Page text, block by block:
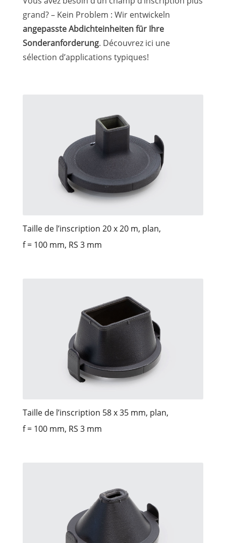
grand? – Kein Problem : Wir entwickeln
angepasste Abdichteinheiten für Ihre
Sonderanforderung. Découvrez ici une
sélection d’applications typiques!
Taille de l’inscription 20 x 20 m, plan,
f = 100 mm, RS 3 mm
Taille de l’inscription 58 x 35 mm, plan,
f = 100 mm, RS 3 mm